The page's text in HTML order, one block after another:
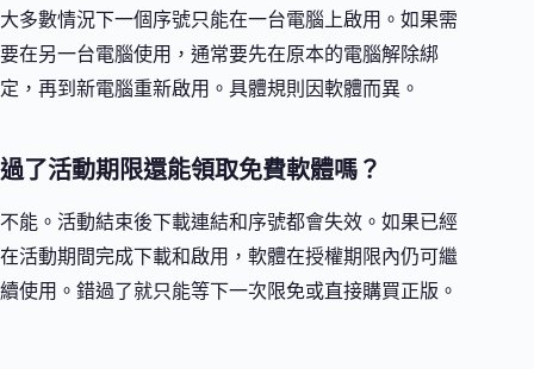
大多數情況下一個序號只能在一台電腦上啟用。如果需
要在另一台電腦使用，通常要先在原本的電腦解除綁
定，再到新電腦重新啟用。具體規則因軟體而異。
過了活動期限還能領取免費軟體嗎？
不能。活動結束後下載連結和序號都會失效。如果已經
在活動期間完成下載和啟用，軟體在授權期限內仍可繼
續使用。錯過了就只能等下一次限免或直接購買正版。